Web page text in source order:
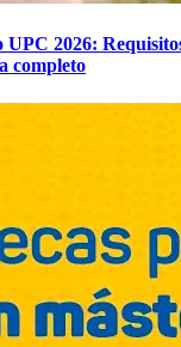
2026:
completo